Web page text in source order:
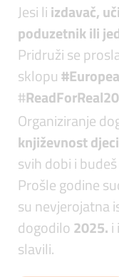
Jesi liizdavač,
poduzetnik ili
Pridruži se
sklopu
#
Organiziranje
književnost
svih dobi i
Prošle godine
su nevjerojatna
dogodilo2025.i
slavili.